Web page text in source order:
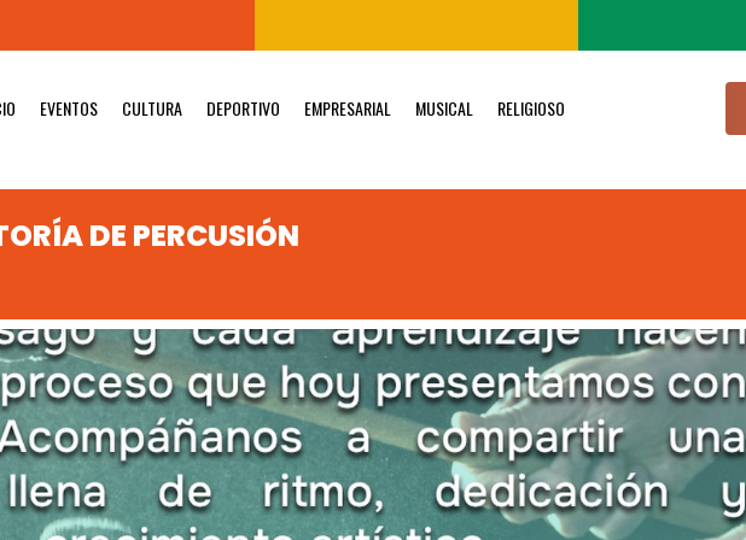
EVENTOS CULTURA DEPORTIVO EMPRESARIAL MUSICAL RELIGIOSO
DE PERCUSIÓN